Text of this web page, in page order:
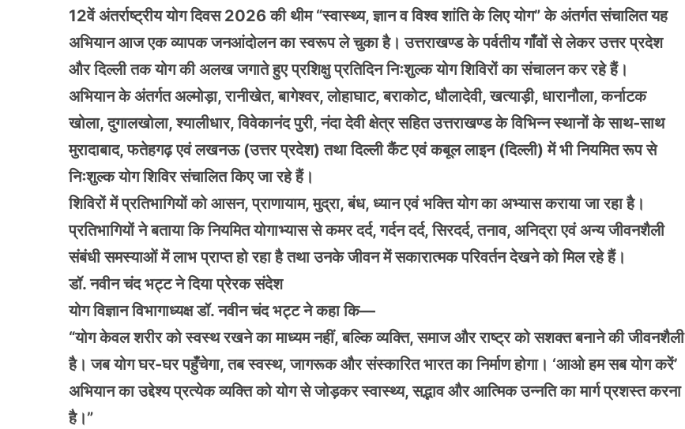
12वें अंतर्राष्ट्रीय योग दिवस 2026 की थीम “स्वास्थ्य, ज्ञान व विश्व शांति के लिए योग” के अंतर्गत संचालित यह
अभियान आज एक व्यापक जनआंदोलन का स्वरूप ले चुका है। उत्तराखण्ड के पर्वतीय गाँवों से लेकर उत्तर प्रदेश
और दिल्ली तक योग की अलख जगाते हुए प्रशिक्षु प्रतिदिन निःशुल्क योग शिविरों का संचालन कर रहे हैं।
अभियान के अंतर्गत अल्मोड़ा, रानीखेत, बागेश्वर, लोहाघाट, बराकोट, धौलादेवी, खत्याड़ी, धारानौला, कर्नाटक
खोला, दुगालखोला, श्यालीधार, विवेकानंद पुरी, नंदा देवी क्षेत्र सहित उत्तराखण्ड के विभिन्न स्थानों के साथ-साथ
मुरादाबाद, फतेहगढ़ एवं लखनऊ (उत्तर प्रदेश) तथा दिल्ली कैंट एवं कबूल लाइन (दिल्ली) में भी नियमित रूप से
निःशुल्क योग शिविर संचालित किए जा रहे हैं।
शिविरों में प्रतिभागियों को आसन, प्राणायाम, मुद्रा, बंध, ध्यान एवं भक्ति योग का अभ्यास कराया जा रहा है।
प्रतिभागियों ने बताया कि नियमित योगाभ्यास से कमर दर्द, गर्दन दर्द, सिरदर्द, तनाव, अनिद्रा एवं अन्य जीवनशैली
संबंधी समस्याओं में लाभ प्राप्त हो रहा है तथा उनके जीवन में सकारात्मक परिवर्तन देखने को मिल रहे हैं।
डॉ. नवीन चंद भट्ट ने दिया प्रेरक संदेश
योग विज्ञान विभागाध्यक्ष डॉ. नवीन चंद भट्ट ने कहा कि—
“योग केवल शरीर को स्वस्थ रखने का माध्यम नहीं, बल्कि व्यक्ति, समाज और राष्ट्र को सशक्त बनाने की जीवनशैली
है। जब योग घर-घर पहुँचेगा, तब स्वस्थ, जागरूक और संस्कारित भारत का निर्माण होगा। ‘आओ हम सब योग करें’
अभियान का उद्देश्य प्रत्येक व्यक्ति को योग से जोड़कर स्वास्थ्य, सद्भाव और आत्मिक उन्नति का मार्ग प्रशस्त करना
है।”